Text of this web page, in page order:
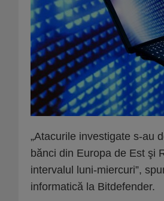
„Atacurile investigate s-au
bănci din Europa de Est şi
intervalul luni-miercuri”,
informatică la Bitdefender.